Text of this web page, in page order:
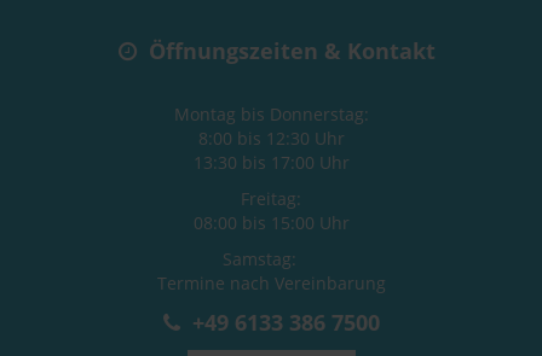
Öffnungszeiten & Kontakt
Montag bis Donnerstag:
8:00 bis 12:30 Uhr
13:30 bis 17:00 Uhr
Freitag:
08:00 bis 15:00 Uhr
Samstag:
Termine nach Vereinbarung
+49 6133 386 7500